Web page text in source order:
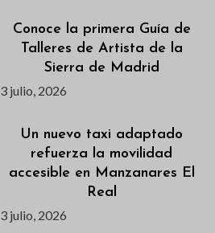
Conoce la primera Guía de
Talleres de Artista de la
Sierra de Madrid
3 julio, 2026
Un nuevo taxi adaptado
refuerza la movilidad
accesible en Manzanares El
Real
3 julio, 2026